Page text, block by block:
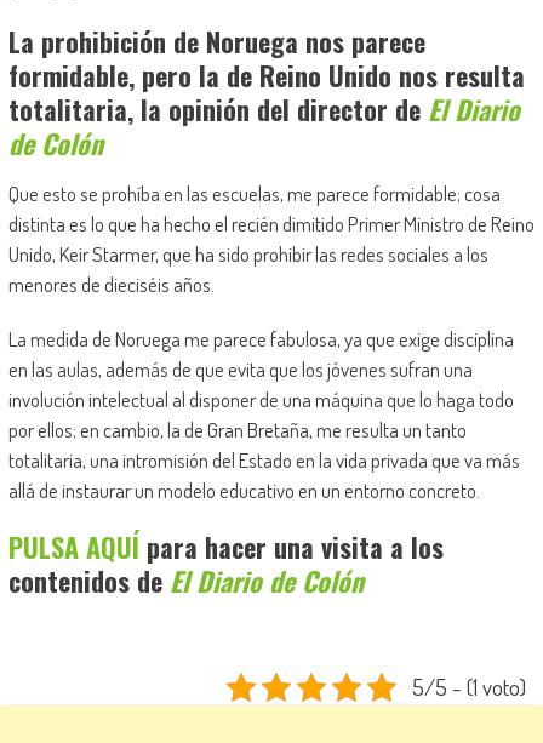
La prohibición de Noruega nos parece
formidable, pero la de Reino Unido nos resulta
totalitaria, la opinión del director de El Diario
de Colón
Que esto se prohíba en las escuelas, me parece formidable; cosa
distinta es lo que ha hecho el recién dimitido Primer Ministro de Reino
Unido, Keir Starmer, que ha sido prohibir las redes sociales a los
menores de dieciséis años.
La medida de Noruega me parece fabulosa, ya que exige disciplina
en las aulas, además de que evita que los jóvenes sufran una
involución intelectual al disponer de una máquina que lo haga todo
por ellos; en cambio, la de Gran Bretaña, me resulta un tanto
totalitaria, una intromisión del Estado en la vida privada que va más
allá de instaurar un modelo educativo en un entorno concreto.
PULSA AQUÍ para hacer una visita a los
contenidos de El Diario de Colón
5/5 - (1 voto)